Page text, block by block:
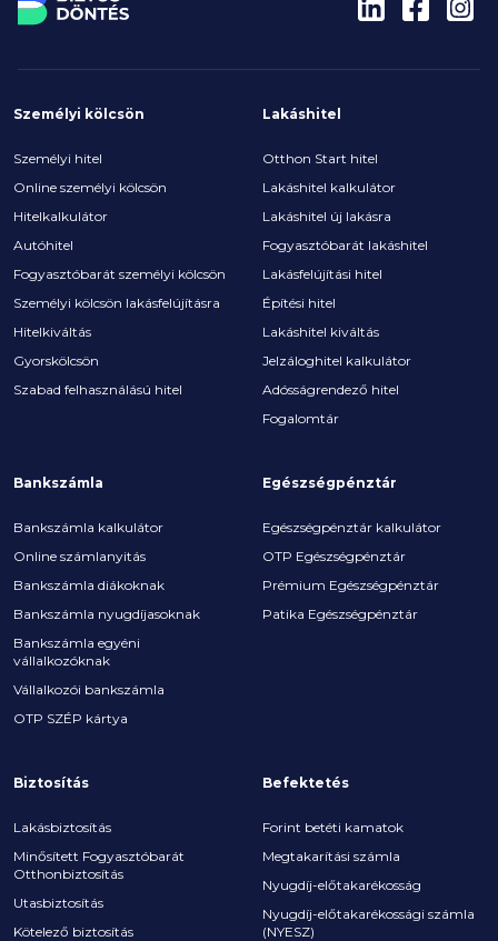
Személyi kölcsön
Személyi hitel
Online személyi kölcsön
Hitelkalkulátor
Autóhitel
Fogyasztóbarát személyi kölcsön
Személyi kölcsön lakásfelújításra
Hitelkiváltás
Gyorskölcsön
Szabad felhasználású hitel
Lakáshitel
Otthon Start hitel
Lakáshitel kalkulátor
Lakáshitel új lakásra
Fogyasztóbarát lakáshitel
Lakásfelújítási hitel
Építési hitel
Lakáshitel kiváltás
Jelzáloghitel kalkulátor
Adósságrendező hitel
Fogalomtár
Bankszámla
Bankszámla kalkulátor
Online számlanyitás
Bankszámla diákoknak
Bankszámla nyugdíjasoknak
Bankszámla egyéni
vállalkozóknak
Vállalkozói bankszámla
OTP SZÉP kártya
Egészségpénztár
Egészségpénztár kalkulátor
OTP Egészségpénztár
Prémium Egészségpénztár
Patika Egészségpénztár
Biztosítás
Lakásbiztosítás
Minősített Fogyasztóbarát
Otthonbiztosítás
Utasbiztosítás
Kötelező biztosítás
Befektetés
Forint betéti kamatok
Megtakarítási számla
Nyugdíj-előtakarékosság
Nyugdíj-előtakarékossági számla
(NYESZ)